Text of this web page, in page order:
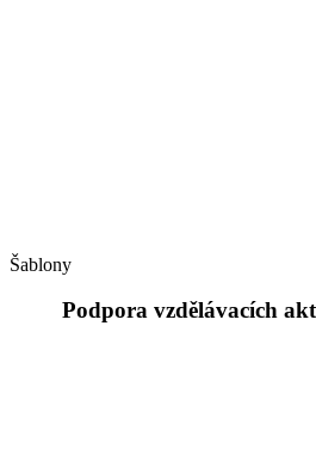
Šablony
Podpora vzdělávacích